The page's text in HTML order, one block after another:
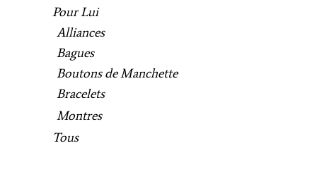
Pour Lui
Alliances
Bagues
Boutons de Manchette
Bracelets
Montres
Tous